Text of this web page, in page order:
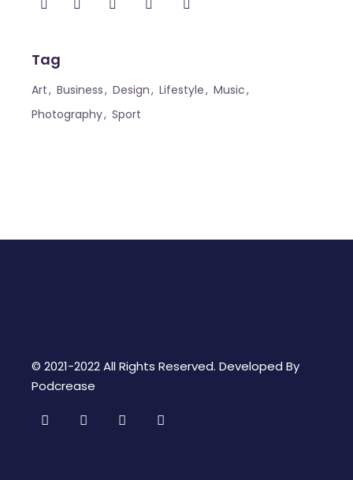
Tag
Art Business Design Lifestyle
Music
Photography
Sport
© 2021-2022 All Rights Reserved. Developed By
Podcrease